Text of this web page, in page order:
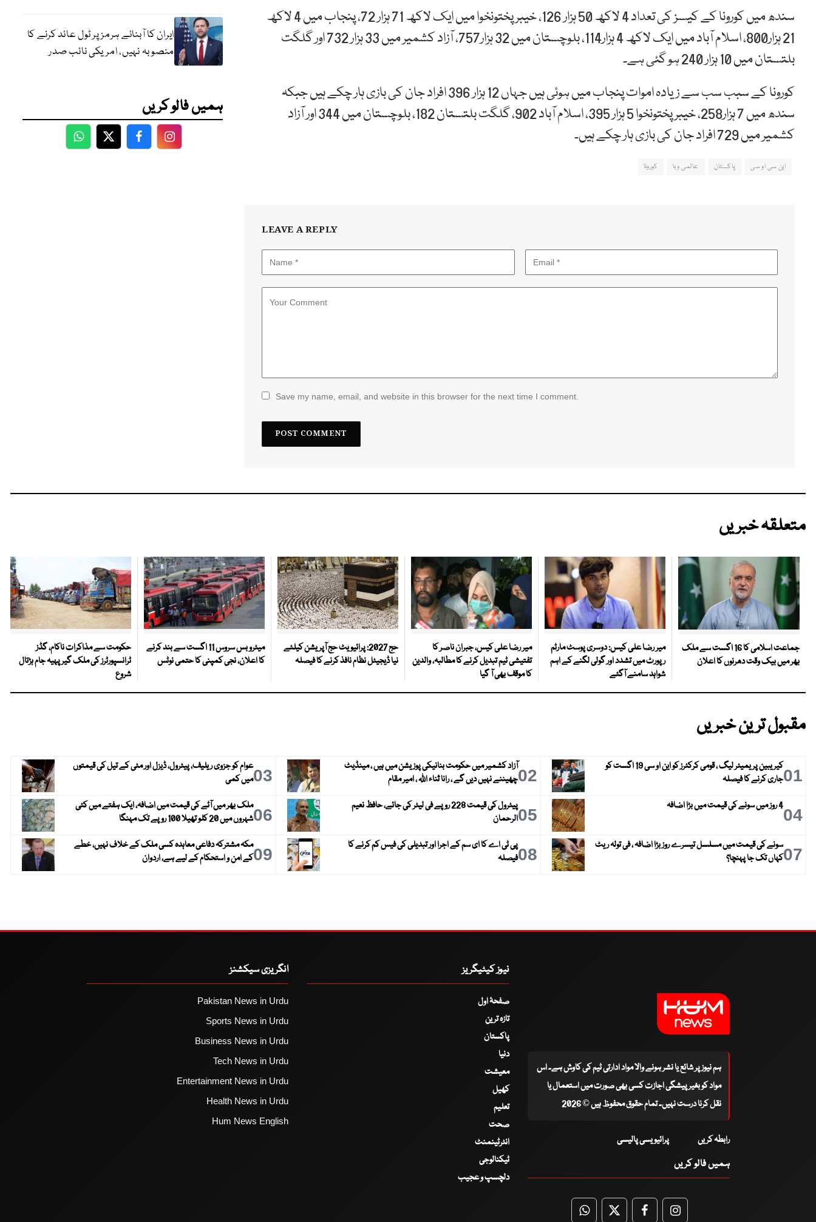
سندھ میں کورونا کے کیسز کی تعداد 4 لاکھ 50 ہزار 126، خیبر پختونخوا میں ایک لاکھ 71 ہزار 72، پنجاب میں 4 لاکھ
21 ہزار800، اسلام آباد میں ایک لاکھ 4 ہزار114، بلوچستان میں 32 ہزار757، آزاد کشمیر میں 33 ہزار 732 اور گلگت
بلتستان میں 10 ہزار 240 ہو گئی ہے۔
کورونا کے سبب سب سے زیادہ اموات پنجاب میں ہوئی ہیں جہاں 12 ہزار 396 افراد جان کی بازی ہار چکے ہیں جبکہ
سندھ میں 7 ہزار258، خیبرپختونخوا 5 ہزار 395، اسلام آباد 902، گلگت بلتستان 182، بلوچستان میں 344 اور آزاد
کشمیر میں 729 افراد جان کی بازی ہار چکے ہیں۔
این سی او سی پاکستان عالمی وبا کورونا
LEAVE A REPLY
Save my name, email, and website in this browser for the next time I comment.
ایران کا آبنائے ہرمز پر ٹول عائد کرنے کا
منصوبہ نہیں، امریکی نائب صدر
ہمیں فالو کریں
WhatsApp
TwitterFacebookFacebook
متعلقہ خبریں
جماعت اسلامی کا 16 اگست سے ملک
بھر میں بیک وقت دھرنوں کا اعلان
میر رضا علی کیس: دوسری پوسٹ مارٹم
رپورٹ میں تشدد اور گولی لگنے کے اہم
شواہد سامنے آگئے
میر رضا علی کیس، جبران ناصر کا
تفتیشی ٹیم تبدیل کرنے کا مطالبہ، والدین
کا موقف بھی آ گیا
حج 2027: پرائیویٹ حج آپریشن کیلئے
نیا ڈیجیٹل نظام نافذ کرنے کا فیصلہ
میٹرو بس سروس 11 اگست سے بند کرنے
کا اعلان، نجی کمپنی کا حتمی نوٹس
حکومت سے مذاکرات ناکام، گڈز
ٹرانسپورٹرز کی ملک گیر پہیہ جام ہڑتال
شروع
مقبول ترین خبریں
01
کیریبین پریمیئر لیگ ، قومی کرکٹرز کو این او سی 19 اگست کو
جاری کرنے کا فیصلہ
02آزاد کشمیر میں حکومت بنانیکی پوزیشن میں ہیں ، مینڈیٹ
چھیننے نہیں دیں گے ، رانا ثناء اللہ ، امیر مقام
03عوام کو جزوی ریلیف، پیٹرول، ڈیزل اور مٹی کے تیل کی قیمتوں
میں کمی
044 روز میں سونے کی قیمت میں بڑا اضافہ 05
پیٹرول کی قیمت 228 روپے فی لیٹر کی جائے، حافظ نعیم
الرحمان
06ملک بھر میں آٹے کی قیمت میں اضافہ، ایک ہفتے میں کئی
شہروں میں 20 کلو تھیلا 100 روپے تک مہنگا
07سونے کی قیمت میں مسلسل تیسرے روز بڑا اضافہ ، فی تولہ ریٹ
کہاں تک جا پہنچا؟
08پی ٹی اے کا ای سم کے اجرا اور تبدیلی کی فیس کم کرنے کا
فیصلہ
09مکہ مشترکہ دفاعی معاہدہ کسی ملک کے خلاف نہیں، خطے
کے امن و استحکام کے لیے ہے، اردوان
ہم نیوز پر شائع یا نشر ہونے والا مواد ادارتی ٹیم کی کاوش ہے۔ اس
مواد کو بغیر پیشگی اجازت کسی بھی صورت میں استعمال یا
نقل کرنا درست نہیں۔ تمام حقوق محفوظ ہیں © 2026
رابطہ کریں پرائیویسی پالیسی
ہمیں فالو کریں
WhatsApp
TwitterFacebookFacebook
نیوز کیٹیگریز
صفحۂ اول
تازہ ترین
پاکستان
دنیا
معیشت
کھیل
تعلیم
صحت
انٹرٹینمنٹ
ٹیکنالوجی
دلچسپ و عجیب
انگریزی سیکشنز
Pakistan News in Urdu
Sports News in Urdu
Business News in Urdu
Tech News in Urdu
Entertainment News in Urdu
Health News in Urdu
Hum News English